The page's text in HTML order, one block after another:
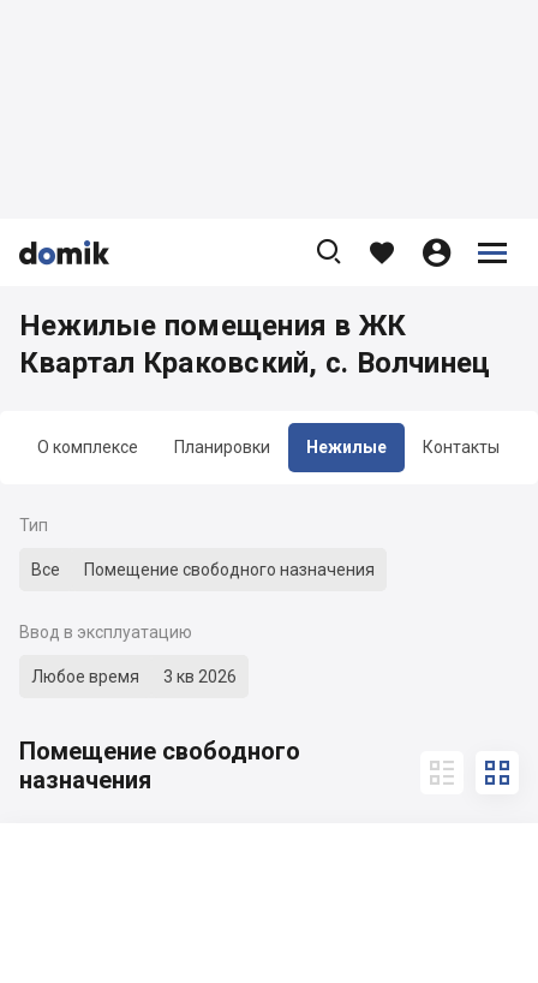


    


О комплексе Планировки Нежилые Контакты
Нежилые помещения в ЖК
Квартал Краковский, с. Волчинец
Тип
Все Помещение свободного назначения
Ввод в эксплуатацию
Любое время 3 кв 2026
Помещение свободного
назначения
 